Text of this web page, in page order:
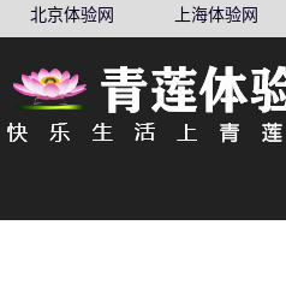
北京体验网
上海体验网